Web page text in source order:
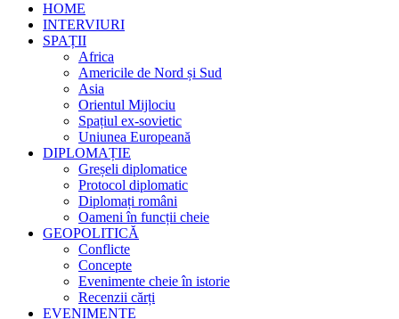
HOME
INTERVIURI
SPAȚII
Africa
Americile de Nord și Sud
Asia
Orientul Mijlociu
Spațiul ex-sovietic
Uniunea Europeană
DIPLOMAȚIE
Greșeli diplomatice
Protocol diplomatic
Diplomați români
Oameni în funcții cheie
GEOPOLITICĂ
Conflicte
Concepte
Evenimente cheie în istorie
Recenzii cărți
EVENIMENTE